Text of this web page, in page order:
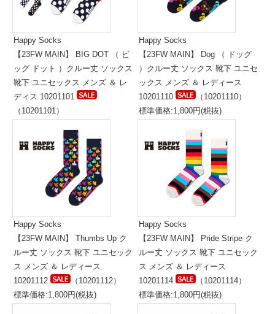
Happy Socks
【23FW MAIN】 BIG DOT （ ビ
ッグ ドット ）クルー丈 ソックス
靴下 ユニセックス メンズ ＆ レ
ディス 10201101
（10201101）
Happy Socks
【23FW MAIN】 Dog （ ドッグ
）クルー丈 ソックス 靴下 ユニセ
ックス メンズ ＆ レディース
10201110
（10201110）
標準価格:1,800円(税抜)
Happy Socks
【23FW MAIN】 Thumbs Up ク
ルー丈 ソックス 靴下 ユニセック
ス メンズ ＆ レディース
10201112
（10201112）
標準価格:1,800円(税抜)
Happy Socks
【23FW MAIN】 Pride Stripe ク
ルー丈 ソックス 靴下 ユニセック
ス メンズ ＆ レディース
10201114
（10201114）
標準価格:1,800円(税抜)